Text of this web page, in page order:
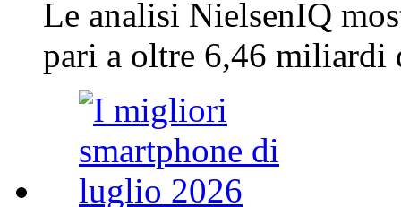
Le analisi NielsenIQ
pari a oltre 6,46